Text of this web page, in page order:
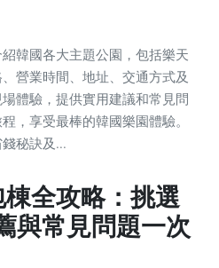
韓國各大主題公園，包括樂天
營業時間、地址、交通方式及
體驗，提供實用建議和常見問
，享受最棒的韓國樂園體驗。
秘訣及...
全攻略：挑選
與常見問題一次